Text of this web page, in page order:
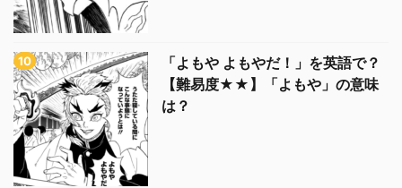
「よもや よもやだ！」を英語で？
【難易度★★】「よもや」の意味
は？